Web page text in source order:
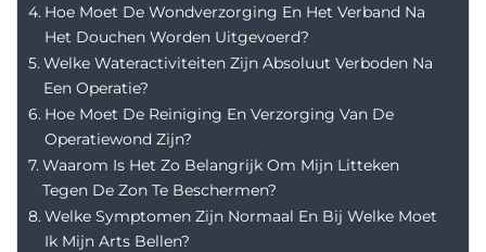
Hoe Moet De Wondverzorging En Het Verband Na
Het Douchen Worden Uitgevoerd?
Welke Wateractiviteiten Zijn Absoluut Verboden Na
Een Operatie?
Hoe Moet De Reiniging En Verzorging Van De
Operatiewond Zijn?
Waarom Is Het Zo Belangrijk Om Mijn Litteken
Tegen De Zon Te Beschermen?
Welke Symptomen Zijn Normaal En Bij Welke Moet
Ik Mijn Arts Bellen?